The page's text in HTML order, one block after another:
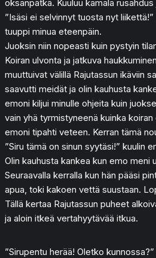
oksanpätkä. Kuuluu kamala
”Isäsi ei selvinnyt tuosta nyt
tuuppi minua eteenpäin.
Juoksin niin nopeasti kuin pystyin
Koiran ulvonta ja jatkuva
muuttuivat välillä Rajutassun ikäviin
saavutti meidät ja olin kauhusta
emoni kiljui minulle ohjeita kuin
vain yhä tyrmistyneenä kuinka
emoni tipahti veteen. Kerran tämä
”Siru tämä on sinun syytäsi!” kuulin
Olin kauhusta kankea kun emo meni
Seuraavalla kerralla kun hän pääsi
apua, toki kakoen vettä suustaan.
Tällä kertaa Rajutassun puheet
ja aloin itkeä vertahyytävää itkua.
”Sirupentu herää! Oletko